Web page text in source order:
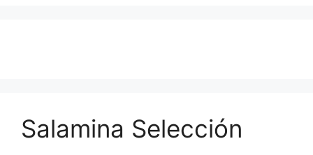
Salamina Selección